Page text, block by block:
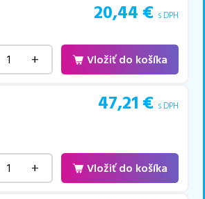
20,44 € s DPH
+ Vložiť do košíka
47,21 € s DPH
+ Vložiť do košíka